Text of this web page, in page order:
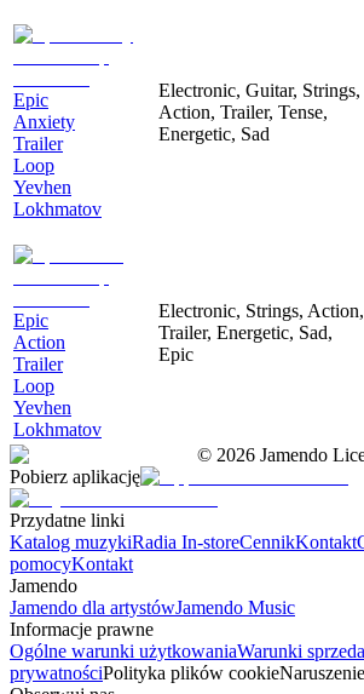
Epic
Anxiety
Trailer
Loop
Yevhen
Lokhmatov
Electronic, Guitar, Strings,
Action, Trailer, Tense,
Energetic, Sad
Epic
Action
Trailer
Loop
Yevhen
Lokhmatov
Electronic, Strings, Action,
Trailer, Energetic, Sad,
Epic
© 2026 Jamendo
Pobierz aplikację
Przydatne linki
Katalog muzykiRadia In-storeCennikKontakt
pomocyKontakt
Jamendo
Jamendo dla artystówJamendo Music
Informacje prawne
Ogólne warunki użytkowaniaWarunki
prywatnościPolityka plików cookie